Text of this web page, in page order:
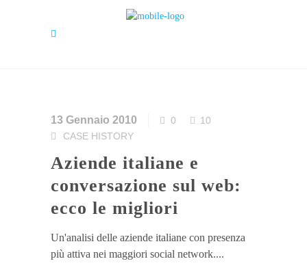
13 Gennaio 2010 0
10
CASE HISTORY
Aziende italiane e
conversazione sul web:
ecco le migliori
Un'analisi delle aziende italiane con presenza
più attiva nei maggiori social network....